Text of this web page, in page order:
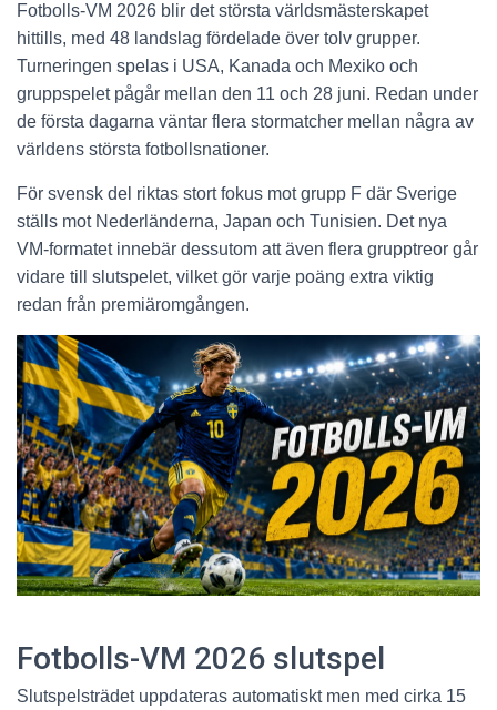
Fotbolls-VM 2026 blir det största världsmästerskapet
hittills, med 48 landslag fördelade över tolv grupper.
Turneringen spelas i USA, Kanada och Mexiko och
gruppspelet pågår mellan den 11 och 28 juni. Redan under
de första dagarna väntar flera stormatcher mellan några av
världens största fotbollsnationer.
För svensk del riktas stort fokus mot grupp F där Sverige
ställs mot Nederländerna, Japan och Tunisien. Det nya
VM-formatet innebär dessutom att även flera grupptreor går
vidare till slutspelet, vilket gör varje poäng extra viktig
redan från premiäromgången.
Fotbolls-VM 2026 slutspel
Slutspelsträdet uppdateras automatiskt men med cirka 15